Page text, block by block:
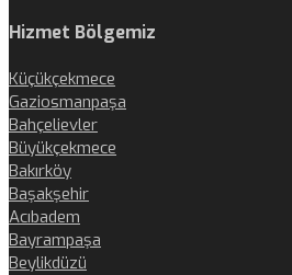
Hizmet Bölgemiz
Küçükçekmece
Gaziosmanpaşa
Bahçelievler
Büyükçekmece
Bakırköy
Başakşehir
Acıbadem
Bayrampaşa
Beylikdüzü